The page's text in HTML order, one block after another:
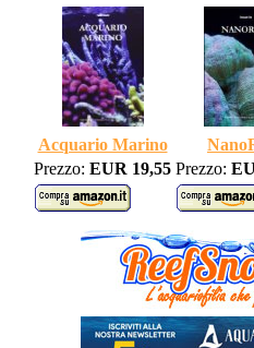
Acquario Marino
Prezzo: EUR 19,55 Prezzo: